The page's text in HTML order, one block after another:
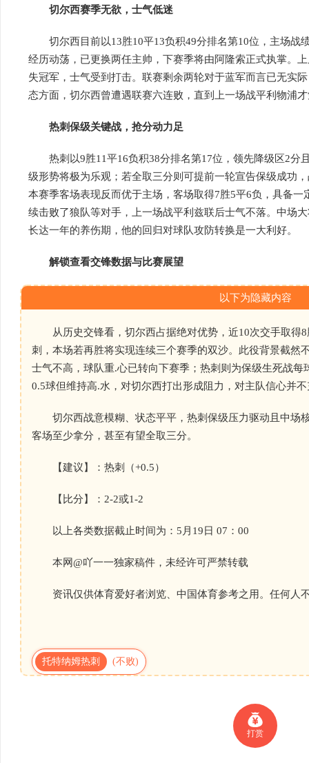
切尔西赛季无欲，士气低迷
切尔西目前以13胜10平13负积49分排名第10位，主场战
经历动荡，已更换两任主帅，下赛季将由阿隆索正式执掌。
失冠军，士气受到打击。联赛剩余两轮对于蓝军而言已无实
态方面，切尔西曾遭遇联赛六连败，直到上一场战平利物浦
热刺保级关键战，抢分动力足
热刺以9胜11平16负积38分排名第17位，领先降级区2分
级形势将极为乐观；若全取三分则可提前一轮宣告保级成功
本赛季客场表现反而优于主场，客场取得7胜5平6负，具备
续击败了狼队等对手，上一场战平利兹联后士气不落。中场
长达一年的养伤期，他的回归对球队攻防转换是一大利好。
解锁查看交锋数据与比赛展望
以下为隐藏内容
从历史交锋看，切尔西占据绝对优势，近10次交手取得8
刺，本场若再胜将实现连续三个赛季的双沙。此役背景截然
士气不高，球队重.心已转向下赛季；热刺则为保级生死战每
0.5球但维持高.水，对切尔西打出形成阻力，对主队信心并
切尔西战意模糊、状态平平，热刺保级压力驱动且中场
客场至少拿分，甚至有望全取三分。
【建议】：热刺（+0.5）
【比分】：2-2或1-2
以上各类数据截止时间为：5月19日 07：00
本网@吖一一独家稿件，未经许可严禁转载
资讯仅供体育爱好者浏览、中国体育参考之用。任何人
托特纳姆热刺 (不败)
打赏